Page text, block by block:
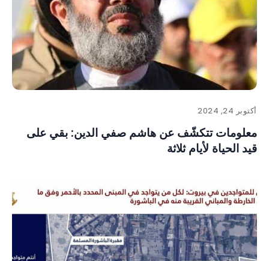
أكتوبر 24, 2024
معلومات تتكشّف عن هاشم صفي الدين: بقي على
قيد الحياة لأيام ثلاثة